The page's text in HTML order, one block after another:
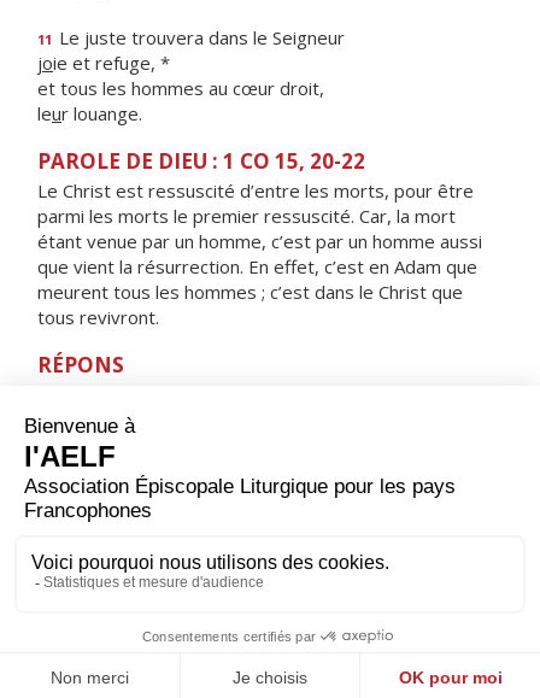
11 Le juste trouvera dans le Seigneur
joie et refuge, *
et tous les hommes au cœur droit,
leur louange.
PAROLE DE DIEU : 1 CO 15, 20-22
Le Christ est ressuscité d’entre les morts, pour être
parmi les morts le premier ressuscité. Car, la mort
étant venue par un homme, c’est par un homme aussi
que vient la résurrection. En effet, c’est en Adam que
meurent tous les hommes ; c’est dans le Christ que
tous revivront.
RÉPONS
à la vue du Seigneur, alléluia.
ORAISON
Dieu qui as envoyé ton Fils pour nous sauver et pour
faire de nous tes enfants d’adoption, regarde avec
croyons au Christ, accorde-nous la vraie liberté et la vie